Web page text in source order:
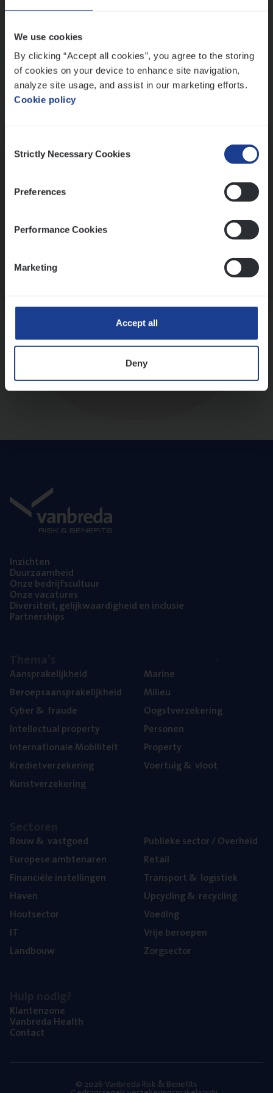
We use cookies
By clicking “Accept all cookies”, you agree to the storing
of cookies on your device to enhance site navigation,
analyze site usage, and assist in our marketing efforts.
Cookie policy
Selection
Strictly Necessary Cookies
Preferences
Performance Cookies
Marketing
Accept all
Deny
Inzich­ten
Duur­zaam­heid
Onze bedrijfs­cul­tuur
Onze vaca­tu­res
Diver­si­teit, gelijk­waar­dig­heid en inclusie
Part­ner­ships
Aan­spra­ke­lijk­heid
Beroeps­aan­spra­ke­lijk­heid
Cyber& fraude
Intel­lec­tu­al property
Inter­na­ti­o­na­le Mobiliteit
Kre­diet­ver­ze­ke­ring
Kunst­ver­ze­ke­ring
Mari­ne
Mili­eu
Oogst­ver­ze­ke­ring
Per­so­nen
Pro­per­ty
Voer­tuig& vloot
Bouw& vastgoed
Euro­pe­se ambtenaren
Finan­ci­ë­le instellingen
Haven
Hout­sec­tor
IT
Land­bouw
Publie­ke sec­tor / Overheid
Retail
Trans­port& logistiek
Upcy­cling& recycling
Voe­ding
Vrije beroe­pen
Zorg­sec­tor
Klan­ten­zo­ne
Van­b­re­da Health
Con­tact
© 2026 Vanbreda Risk & Benefits